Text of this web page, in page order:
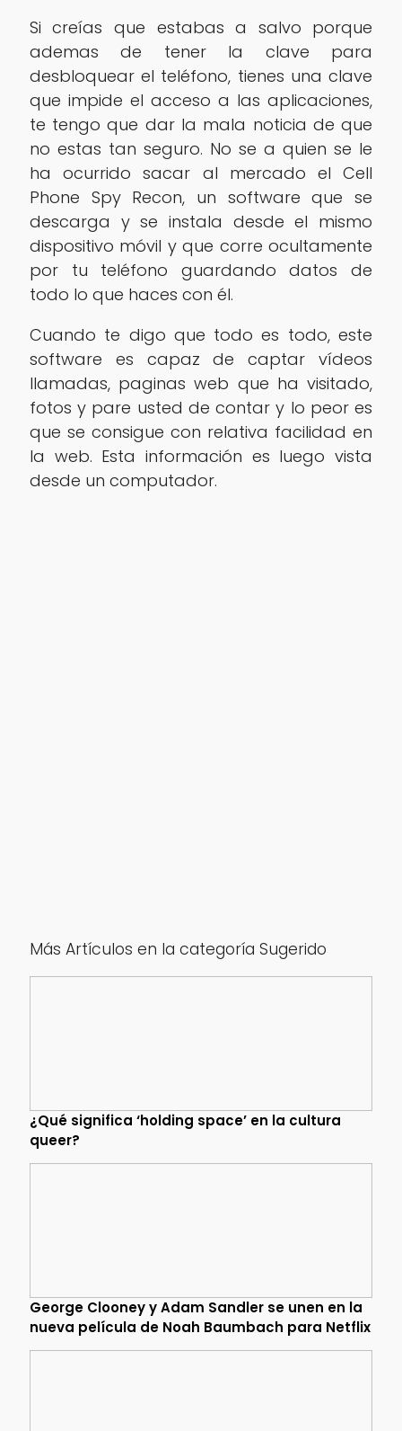
Si creías que estabas a salvo porque
ademas de tener la clave para
desbloquear el teléfono, tienes una clave
que impide el acceso a las aplicaciones,
te tengo que dar la mala noticia de que
no estas tan seguro. No se a quien se le
ha ocurrido sacar al mercado el Cell
Phone Spy Recon, un software que se
descarga y se instala desde el mismo
dispositivo móvil y que corre ocultamente
por tu teléfono guardando datos de
todo lo que haces con él.
Cuando te digo que todo es todo, este
software es capaz de captar vídeos
llamadas, paginas web que ha visitado,
fotos y pare usted de contar y lo peor es
que se consigue con relativa facilidad en
la web. Esta información es luego vista
desde un computador.
Más Artículos en la categoría Sugerido
¿Qué significa ‘holding space’ en la cultura
queer?
George Clooney y Adam Sandler se unen en la
nueva película de Noah Baumbach para Netflix